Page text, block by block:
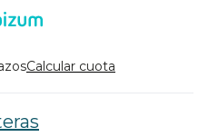
Calcular cuota